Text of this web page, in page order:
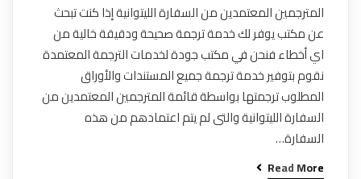
المترجمين المعتمدين من السفارة الليتوانية إذا كنت تبحث
عن مكتب يوفر لك خدمة ترجمة صحيحة ودقيقة خالية من
اي أخطاء فنحن في مكتب جودة لخدمات الترجمة المعتمدة
نقوم بتوفير خدمة ترجمة جميع المستندات والأوراق
المطلوب ترجمتها بواسطة قائمة المترجمين المعتمدين من
السفارة الليتوانية والتى لم يتم اعتمادهم من هذه
السفارة…
Read More